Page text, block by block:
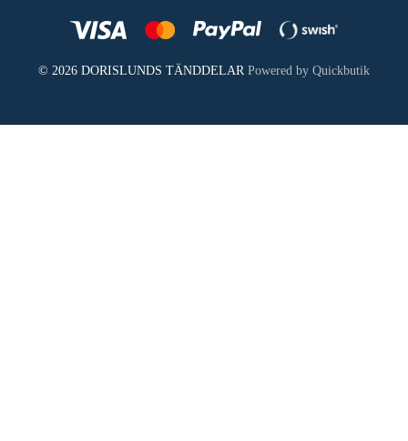
© 2026 DORISLUNDS TÄNDDELAR Powered by Quickbutik